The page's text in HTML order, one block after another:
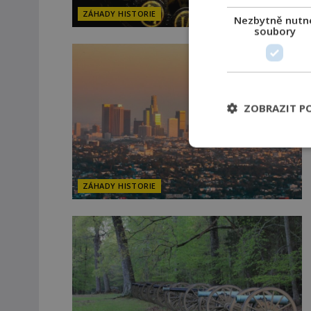
ZÁHADY HISTORIE
ZÁHADY HISTORIE
Nezbytně
soubory
ZOBRAZIT